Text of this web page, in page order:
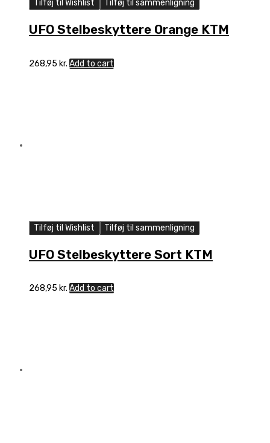
Tilføj til Wishlist Tilføj til sammenligning
UFO Stelbeskyttere Orange KTM
268,95 kr. Add to cart
Tilføj til Wishlist Tilføj til sammenligning
UFO Stelbeskyttere Sort KTM
268,95 kr. Add to cart